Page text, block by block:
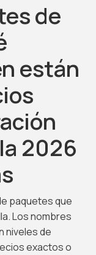
de
están
2026
paquetes que
Los nombres
niveles de
exactos o